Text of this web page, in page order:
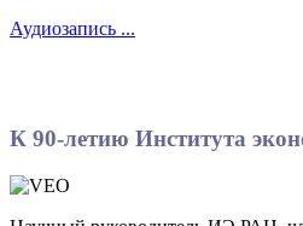
Аудиозапись ...
К 90-летию Института